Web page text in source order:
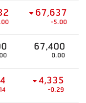
67,637
-5.00
67,400
0.00
4,335
-0.29